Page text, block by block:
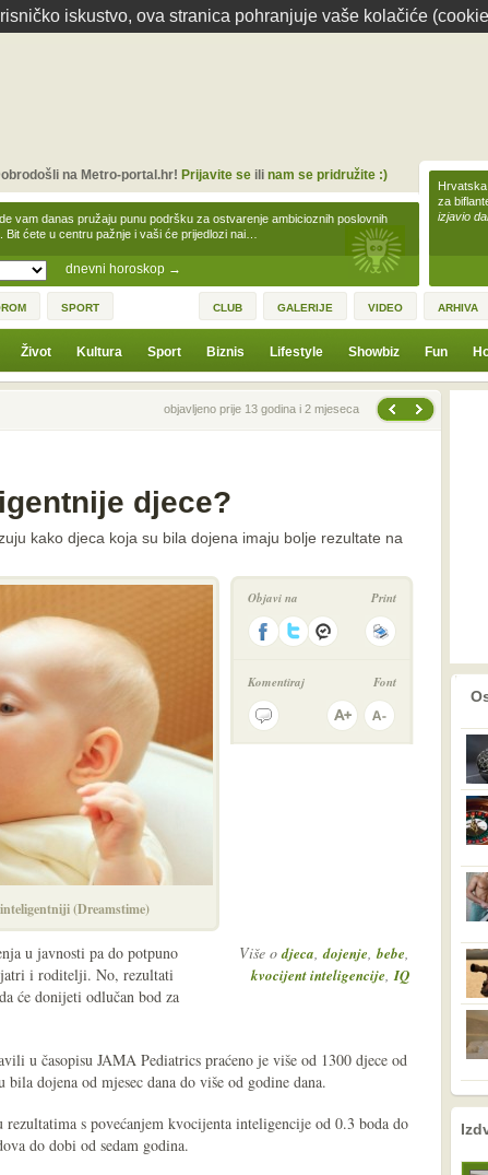
iskustvo, ova stranica pohranjuje vaše kolačiće
dnevni horoskop →
vam danas pružaju punu podršku za ostvarenje ambicioznih poslovnih
Bit ćete u centru pažnje i vaši će prijedlozi nai…
na Metro-portal.hr! Prijavite seili nam se pridružite :)
za
izjavio
SPORT CLUB GALERIJE VIDEO ARHIVA
Život Kultura Sport Biznis Lifestyle Showbiz Fun
Prethodna vijestobjavljeno prije 13 godina i 2 mjeseca
djece?
kako djeca koja su bila dojena imaju bolje rezultate na
(Dreamstime)
Objavi na Print
Komentiraj Font
Više odjeca,dojenje, bebe,
kvocijent inteligencije,IQ
u javnosti pa do potpuno
i roditelji. No, rezultati
će donijeti odlučan bod za
u časopisu JAMA Pediatrics praćeno je više od 1300 djece od
dojena od mjesec dana do više od godine dana.
s povećanjem kvocijenta inteligencije od 0.3 boda do
do dobi od sedam godina.
prethodno
nema prethodne
sljedeće